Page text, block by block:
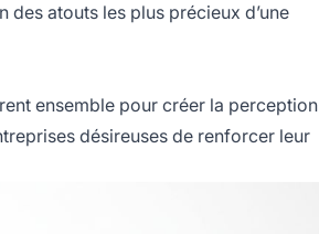
des atouts les plus précieux d’une
ensemble pour créer la perception
désireuses de renforcer leur